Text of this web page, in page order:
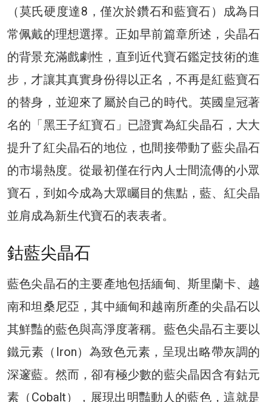
（莫氏硬度達8，僅次於鑽石和藍寶石）成為日
常佩戴的理想選擇。正如早前篇章所述，尖晶石
的背景充滿戲劇性，直到近代寶石鑑定技術的進
步，才讓其真實身份得以正名，不再是紅藍寶石
的替身，並迎來了屬於自己的時代。英國皇冠著
名的「黑王子紅寶石」已證實為紅尖晶石，大大
提升了紅尖晶石的地位，也間接帶動了藍尖晶石
的市場熱度。從最初僅在行內人士間流傳的小眾
寶石，到如今成為大眾矚目的焦點，藍、紅尖晶
並肩成為新生代寶石的表表者。
鈷藍尖晶石
藍色尖晶石的主要產地包括緬甸、斯里蘭卡、越
南和坦桑尼亞，其中緬甸和越南所產的尖晶石以
其鮮豔的藍色與高淨度著稱。藍色尖晶石主要以
鐵元素（Iron）為致色元素，呈現出略帶灰調的
深邃藍。然而，卻有極少數的藍尖晶因含有鈷元
素（Cobalt），展現出明豔動人的藍色，這就是